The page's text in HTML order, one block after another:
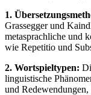
1.
Grassegger und
metasprachliche und
wie Repetitio und
2. Wortspieltypen:
linguistische
und